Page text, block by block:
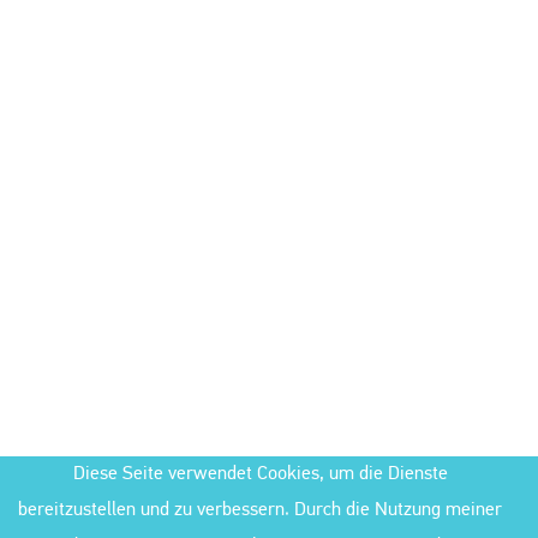
Diese Seite verwendet Cookies, um die Dienste
bereitzustellen und zu verbessern. Durch die Nutzung meiner